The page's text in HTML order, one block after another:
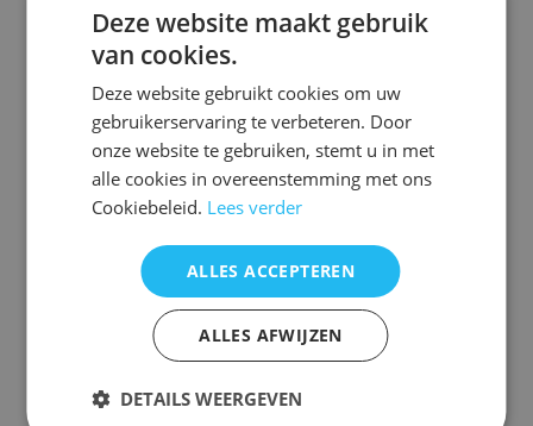
Afstandsbediening Denon rc1218 rc-1218 avr-
x2400h
Afstandsbediening Denon AVR-X3400H
Voorraad nieuw vervangend : 3 ( zie foto 2 )
De vervangende is een kopie van de originele
met precies dezelfde functies
en hetzelfde uiterlijk en is speciaal voor dit
alleen op dit merk en model. ( zie foto 2 )
Deze website maakt gebruik
van cookies.
Deze website gebruikt cookies om uw
gebruikerservaring te verbeteren. Door
onze website te gebruiken, stemt u in met
alle cookies in overeenstemming met ons
Cookiebeleid. Lees verder
ALLES ACCEPTEREN
ALLES AFWIJZEN
DETAILS WEERGEVEN